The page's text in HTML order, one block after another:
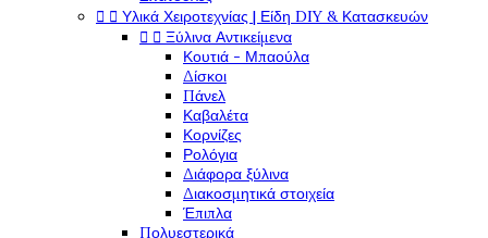
  Υλικά Χειροτεχνίας | Είδη DIY & Κατασκευών
  Ξύλινα Αντικείμενα
Κουτιά - Μπαούλα
Δίσκοι
Πάνελ
Καβαλέτα
Κορνίζες
Ρολόγια
Διάφορα ξύλινα
Διακοσμητικά στοιχεία
Έπιπλα
Πολυεστερικά